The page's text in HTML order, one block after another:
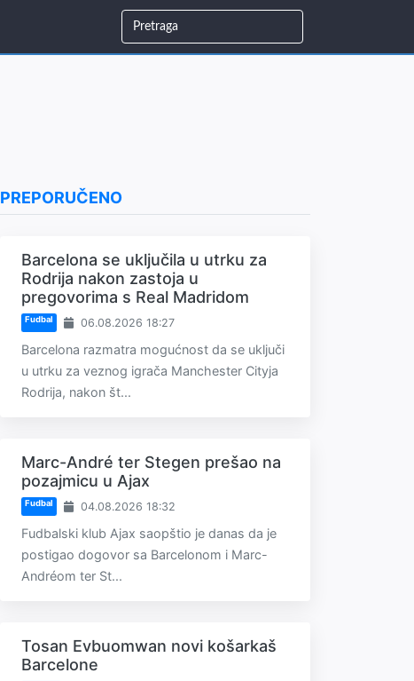
PREPORUČENO
Barcelona se uključila u utrku za
Rodrija nakon zastoja u
pregovorima s Real Madridom
Fudbal 06.08.2026 18:27
Barcelona razmatra mogućnost da se uključi
u utrku za veznog igrača Manchester Cityja
Rodrija, nakon št...
Marc-André ter Stegen prešao na
pozajmicu u Ajax
Fudbal 04.08.2026 18:32
Fudbalski klub Ajax saopštio je danas da je
postigao dogovor sa Barcelonom i Marc-
Andréom ter St...
Tosan Evbuomwan novi košarkaš
Barcelone